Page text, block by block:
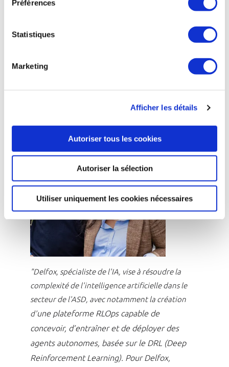
Préférences
Statistiques
Marketing
Afficher les détails
Autoriser tous les cookies
Autoriser la sélection
Utiliser uniquement les cookies nécessaires
"Delfox, spécialiste de l'IA, vise à résoudre la
complexité de l'intelligence artificielle dans le
secteur de l'ASD, avec notamment la création
d'une plateforme RLOps capable de
concevoir, d’entraîner et de déployer des
agents autonomes, basée sur le DRL (Deep
Reinforcement Learning). Pour Delfox,